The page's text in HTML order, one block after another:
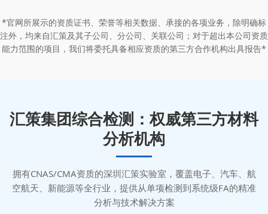
*官网所展示的资质证书、荣誉等相关数据、承接的各项业务，除明确标
注外，均来自汇策及其子公司、分公司、关联公司；对于超出本公司资质
能力范围的项目，我们将委托具备相应资质的第三方合作机构出具报告*
汇策集团综合检测：权威第三方材料
分析机构
拥有CNAS/CMA资质的深圳汇策实验室，覆盖电子、汽车、航
空航天、新能源等全行业，提供从单项检测到系统级FA的精准
分析与技术解决方案